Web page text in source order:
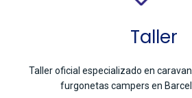
Taller
Taller oficial especializado en
furgonetas campers en